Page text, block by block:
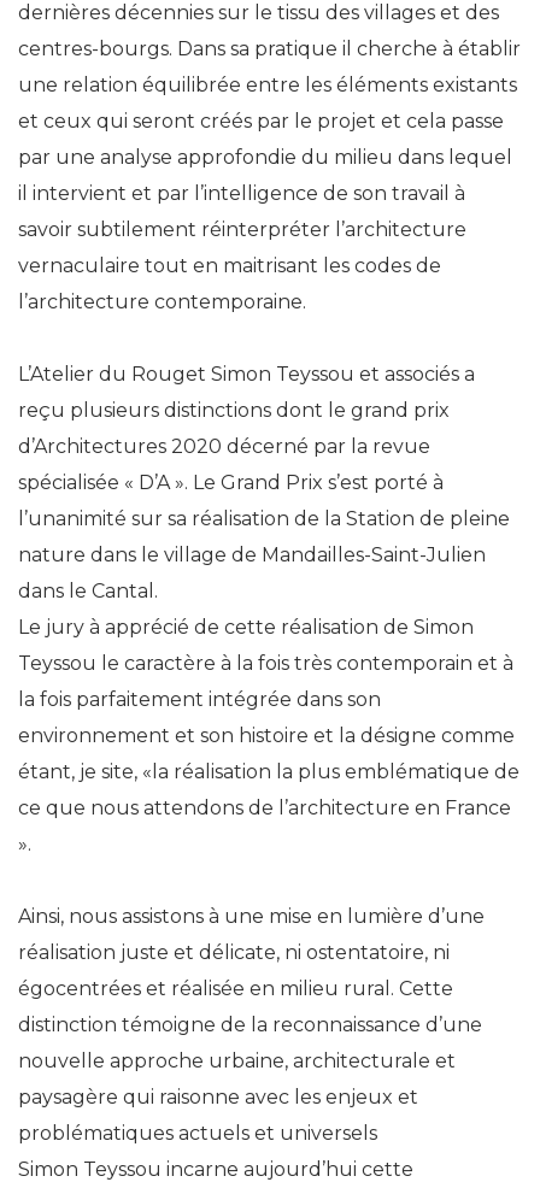
dernières décennies sur le tissu des villages et des
centres-bourgs. Dans sa pratique il cherche à établir
une relation équilibrée entre les éléments existants
et ceux qui seront créés par le projet et cela passe
par une analyse approfondie du milieu dans lequel
il intervient et par l’intelligence de son travail à
savoir subtilement réinterpréter l’architecture
vernaculaire tout en maitrisant les codes de
l’architecture contemporaine.
L’Atelier du Rouget Simon Teyssou et associés a
reçu plusieurs distinctions dont le grand prix
d’Architectures 2020 décerné par la revue
spécialisée « D’A ». Le Grand Prix s’est porté à
l’unanimité sur sa réalisation de la Station de pleine
nature dans le village de Mandailles-Saint-Julien
dans le Cantal.
Le jury à apprécié de cette réalisation de Simon
Teyssou le caractère à la fois très contemporain et à
la fois parfaitement intégrée dans son
environnement et son histoire et la désigne comme
étant, je site, «la réalisation la plus emblématique de
ce que nous attendons de l’architecture en France
».
Ainsi, nous assistons à une mise en lumière d’une
réalisation juste et délicate, ni ostentatoire, ni
égocentrées et réalisée en milieu rural. Cette
distinction témoigne de la reconnaissance d’une
nouvelle approche urbaine, architecturale et
paysagère qui raisonne avec les enjeux et
problématiques actuels et universels
Simon Teyssou incarne aujourd’hui cette